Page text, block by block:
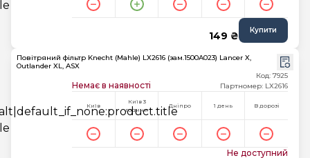
149 ₴ Купити
Повітряний фільтр Knecht (Mahle) LX2616 (зам.1500A023) Lancer X,
Outlander XL, ASX
Немає в наявності
Код: 7925
Партномер: LX2616
Київ
Київ 3
години
Дніпро 1 день В дорозі
Не доступний